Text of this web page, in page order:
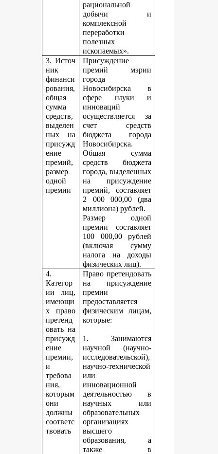
рациональной
добычи и
комплексной
переработки
полезных
ископаемых».
3. Источ
ник
финанси
рования,
общая
сумма
средств,
выделен
ных на
присужд
ение
премий,
размер
одной
премии
Присуждение
премий мэрии
города
Новосибирска в
сфере науки и
инноваций
осуществляется за
счет средств
бюджета города
Новосибирска.
Общая сумма
средств бюджета
города, выделенных
на присуждение
премий, составляет
2 000 000,00 (два
миллиона) рублей.
Размер одной
премии составляет
100 000,00 рублей
(включая сумму
налога на доходы
физических лиц).
4.
Категор
ии лиц,
имеющи
х право
претенд
овать на
присужд
ение
премии,
и
требова
ния,
которым
они
должны
соответс
твовать
Право претендовать
на присуждение
премии
предоставляется
физическим лицам,
которые:
1. Занимаются
научной (научно-
исследовательской),
научно-технической
или
инновационной
деятельностью в
научных или
образовательных
организациях
высшего
образования, а
также в